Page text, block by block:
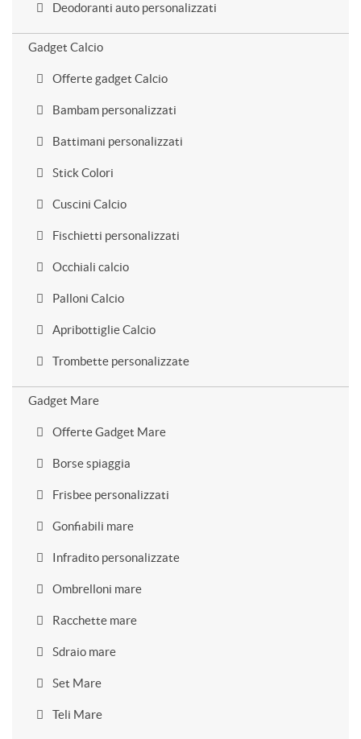
Deodoranti auto personalizzati
Gadget Calcio
Offerte gadget Calcio
Bambam personalizzati
Battimani personalizzati
Stick Colori
Cuscini Calcio
Fischietti personalizzati
Occhiali calcio
Palloni Calcio
Apribottiglie Calcio
Trombette personalizzate
Gadget Mare
Offerte Gadget Mare
Borse spiaggia
Frisbee personalizzati
Gonfiabili mare
Infradito personalizzate
Ombrelloni mare
Racchette mare
Sdraio mare
Set Mare
Teli Mare